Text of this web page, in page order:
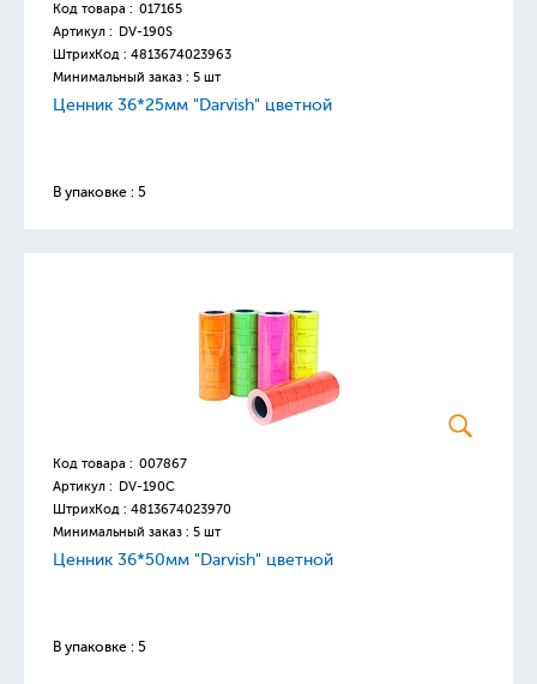
Код товара : 017165
Артикул : DV-190S
ШтрихКод : 4813674023963
Минимальный заказ : 5 шт
Ценник 36*25мм "Darvish" цветной
В упаковке : 5
Код товара : 007867
Артикул : DV-190C
ШтрихКод : 4813674023970
Минимальный заказ : 5 шт
Ценник 36*50мм "Darvish" цветной
В упаковке : 5